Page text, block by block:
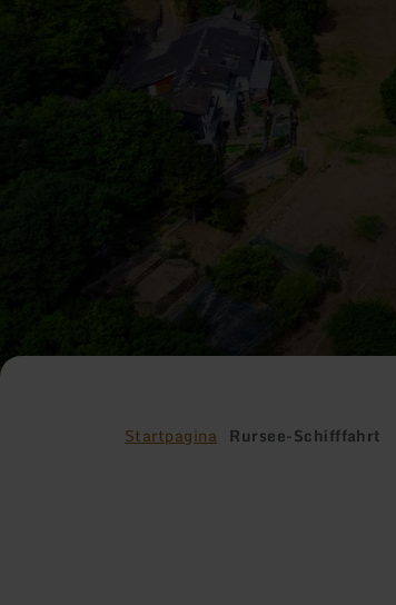
Startpagina Rursee-Schifffahrt